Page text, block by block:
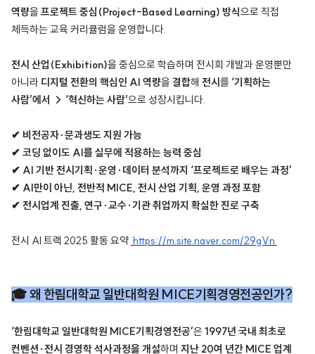
역량을 프로젝트 중심(Project-Based Learning) 방식으로 직접
체득하는 교육 커리큘럼을 운영합니다.
전시 산업(Exhibition)을 중심으로 학습하며 전시회 개발과 운영뿐만
아니라 디지털 전환의 핵심인 AI 역량을 결합해 전시 를 ‘기획하는
사람’에서 → ‘혁신하는 사람’으로 성장시킵니다.
✔ 비전공자·문과생도 지원 가능
✔ 코딩 없이도 AI를 실무에 적용하는 능력 중심
✔ AI 기반 전시기획·운영·데이터 분석까지 ‘프로젝트로 배우는 과정’
✔ AI만이 아닌, 전반적 MICE, 전시 산업 기획, 운영 과정 포함
✔ 전시업계 진출, 연구·교수·기관 취업까지 확실한 진로 구축
전시 AI 트랙 2025 활동 요약 https://m.site.naver.com/29gVn
🎓 왜 한림대학교 일반대학원 MICE기획경영전공인가?
‘한림대학교 일반대학원 MICE기획경영전공’은 1997년 국내 최초로
컨벤션·전시 경영학 석사과정을 개설하며 지난 20여 년간 MICE 업계